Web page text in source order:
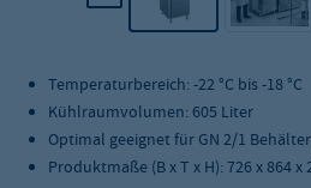
Temperaturbereich: -22 °C bis -18 °C
Kühlraumvolumen: 605 Liter
Optimal geeignet für GN 2/1
Produktmaße (B x T x H): 726 x 864 x